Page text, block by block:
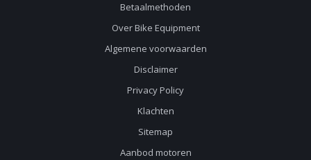
Betaalmethoden
Over Bike Equipment
Algemene voorwaarden
Disclaimer
Privacy Policy
Klachten
Sitemap
Aanbod motoren